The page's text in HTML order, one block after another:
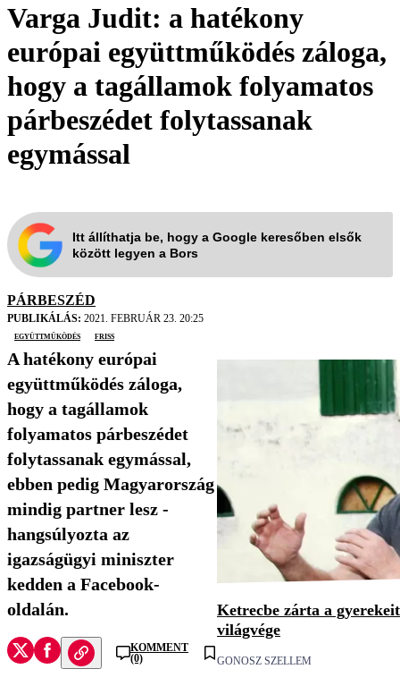
Varga Judit: a hatékony
európai együttműködés záloga,
hogy a tagállamok folyamatos
párbeszédet folytassanak
egymással
Itt állíthatja be, hogy a Google keresőben elsők
között legyen a Bors
PÁRBESZÉD
PUBLIKÁLÁS: 2021. FEBRUÁR 23. 20:25
együttműködés
friss
A hatékony európai
együttműködés záloga,
hogy a tagállamok
folyamatos párbeszédet
folytassanak egymással,
ebben pedig Magyarország
mindig partner lesz -
hangsúlyozta az
igazságügyi miniszter
kedden a Facebook-
oldalán.
KOMMENT
(0)
Ketrecbe zárta a
világvége
GONOSZ SZELLEM